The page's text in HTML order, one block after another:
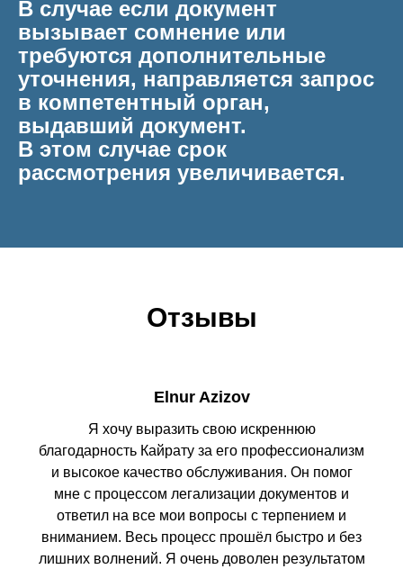
В случае если документ
вызывает сомнение или
требуются дополнительные
уточнения, направляется запрос
в компетентный орган,
выдавший документ.
В этом случае срок
рассмотрения увеличивается.
Отзывы
Elnur Azizov
Я хочу выразить свою искреннюю
благодарность Кайрату за его профессионализм
и высокое качество обслуживания. Он помог
мне с процессом легализации документов и
ответил на все мои вопросы с терпением и
вниманием. Весь процесс прошёл быстро и без
лишних волнений. Я очень доволен результатом